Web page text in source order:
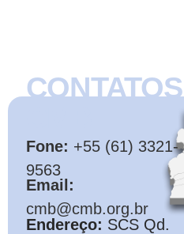
CONTATOS
Fone: +55 (61) 3321-
9563
Email:
cmb@cmb.org.br
Endereço: SCS Qd.